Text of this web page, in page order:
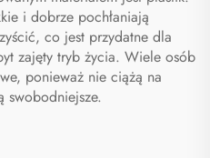
i dobrze pochłaniają
co jest przydatne dla
zajęty tryb życia. Wiele osób
ponieważ nie ciążą na
swobodniejsze.